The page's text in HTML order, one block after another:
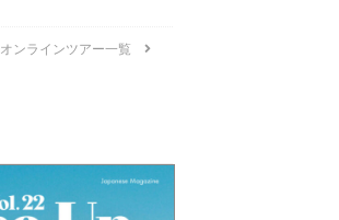
オンラインツアー一覧